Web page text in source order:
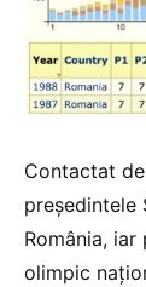
Contactat
președintele
România,
olimpic